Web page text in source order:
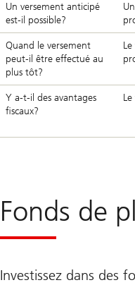
Un versement anticipé
est-il possible?
Quand le versement
peut-il être effectué au
plus tôt?
Y a-t-il des avantages
fiscaux?
Fonds de
Investissez dans des